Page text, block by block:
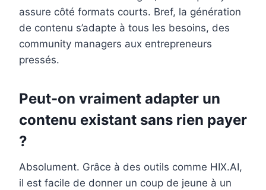
assure côté formats courts. Bref, la génération
de contenu s’adapte à tous les besoins, des
community managers aux entrepreneurs
pressés.
Peut-on vraiment adapter un
contenu existant sans rien payer
?
Absolument. Grâce à des outils comme HIX.AI,
il est facile de donner un coup de jeune à un